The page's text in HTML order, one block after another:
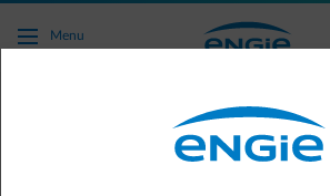
Ga naar de hoofdinhoud
Menu
FAQ - Home